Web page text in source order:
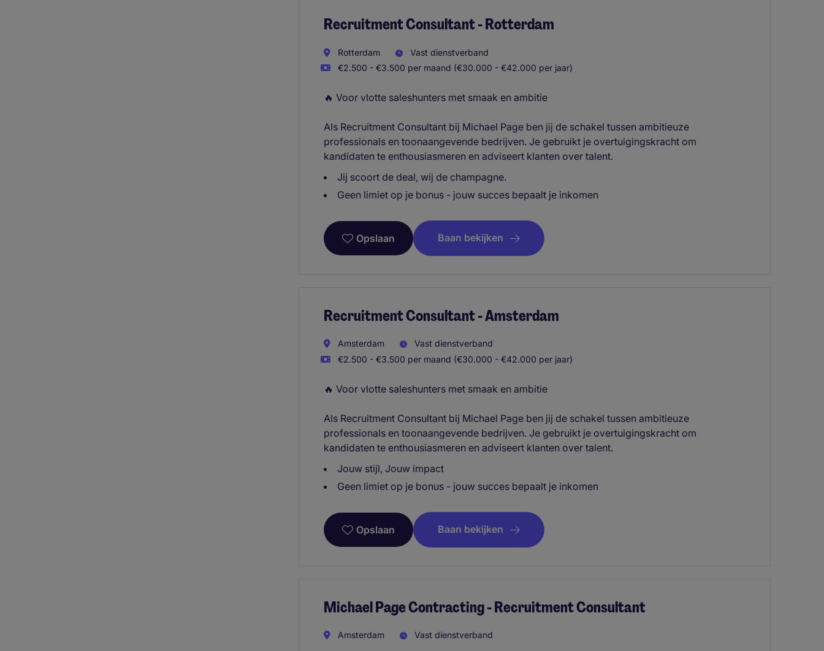
Recruitment Consultant - Rotterdam
Rotterdam
Vast dienstverband
€2.500 - €3.500 per maand (€30.000 - €42.000 per jaar)
🔥 Voor vlotte saleshunters met smaak en ambitie
Als Recruitment Consultant bij Michael Page ben jij de schakel tussen ambitieuze
professionals en toonaangevende bedrijven. Je gebruikt je overtuigingskracht om
kandidaten te enthousiasmeren en adviseert klanten over talent.
Jij scoort de deal, wij de champagne.
Geen limiet op je bonus - jouw succes bepaalt je inkomen
Opslaan Baan bekijken
Recruitment Consultant - Amsterdam
Amsterdam
Vast dienstverband
€2.500 - €3.500 per maand (€30.000 - €42.000 per jaar)
🔥 Voor vlotte saleshunters met smaak en ambitie
Als Recruitment Consultant bij Michael Page ben jij de schakel tussen ambitieuze
professionals en toonaangevende bedrijven. Je gebruikt je overtuigingskracht om
kandidaten te enthousiasmeren en adviseert klanten over talent.
Jouw stijl, Jouw impact
Geen limiet op je bonus - jouw succes bepaalt je inkomen
Opslaan Baan bekijken
Michael Page Contracting - Recruitment Consultant
Amsterdam Vast dienstverband